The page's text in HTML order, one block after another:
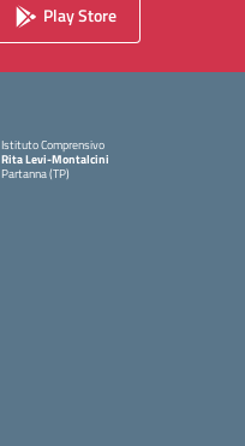
Play Store
Istituto Comprensivo
Rita Levi-Montalcini
Partanna (TP)